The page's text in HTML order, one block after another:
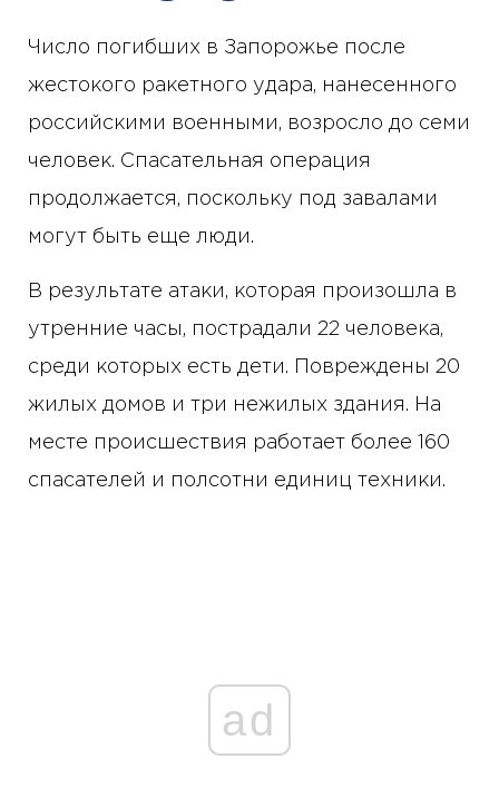
Число погибших в Запорожье после
жестокого ракетного удара, нанесенного
российскими военными, возросло до семи
человек. Спасательная операция
продолжается, поскольку под завалами
могут быть еще люди.
В результате атаки, которая произошла в
утренние часы, пострадали 22 человека,
среди которых есть дети. Повреждены 20
жилых домов и три нежилых здания. На
месте происшествия работает более 160
спасателей и полсотни единиц техники.
ad